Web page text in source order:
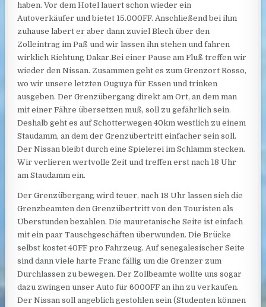
haben. Vor dem Hotel lauert schon wieder ein
Autoverkäufer und bietet 15.000FF. Anschließend bei ihm
zuhause labert er aber dann zuviel Blech über den
Zolleintrag im Paß und wir lassen ihn stehen und fahren
wirklich Richtung Dakar.Bei einer Pause am Fluß treffen wir
wieder den Nissan. Zusammen geht es zum Grenzort Rosso,
wo wir unsere letzten Ouguya für Essen und trinken
ausgeben. Der Grenzübergang direkt am Ort, an dem man
mit einer Fähre übersetzen muß, soll zu gefährlich sein.
Deshalb geht es auf Schotterwegen 40km westlich zu einem
Staudamm, an dem der Grenzübertritt einfacher sein soll.
Der Nissan bleibt durch eine Spielerei im Schlamm stecken.
Wir verlieren wertvolle Zeit und treffen erst nach 18 Uhr
am Staudamm ein.
Der Grenzübergang wird teuer, nach 18 Uhr lassen sich die
Grenzbeamten den Grenzübertritt von den Touristen als
Überstunden bezahlen. Die mauretanische Seite ist einfach
mit ein paar Tauschgeschäften überwunden. Die Brücke
selbst kostet 40FF pro Fahrzeug. Auf senegalesischer Seite
sind dann viele harte Franc fällig um die Grenzer zum
Durchlassen zu bewegen. Der Zollbeamte wollte uns sogar
dazu zwingen unser Auto für 6000FF an ihn zu verkaufen.
Der Nissan soll angeblich gestohlen sein (Studenten können